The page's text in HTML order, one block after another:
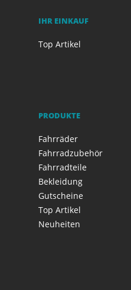
IHR EINKAUF
Top Artikel
PRODUKTE
Fahrräder
Fahrradzubehör
Fahrradteile
Bekleidung
Gutscheine
Top Artikel
Neuheiten